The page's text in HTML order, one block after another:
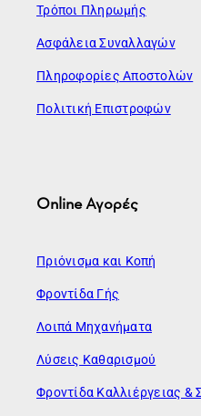
Τρόποι Πληρωμής
Ασφάλεια Συναλλαγών
Πληροφορίες Αποστολών
Πολιτική Επιστροφών
Online Αγορές
Πριόνισμα και Κοπή
Φροντίδα Γής
Λοιπά Μηχανήματα
Λύσεις Καθαρισμού
Φροντίδα Καλλιέργειας &